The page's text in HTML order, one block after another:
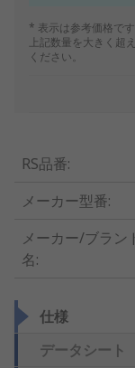
* 表示は参考価格で
上記数量を大きく超
ください。
RS品番:
メーカー型番:
メーカー/ブラン
名:
仕様
データシート